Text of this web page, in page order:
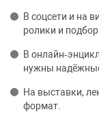
В соцсети и на
ролики и
В
нужны
На выставки,
формат.